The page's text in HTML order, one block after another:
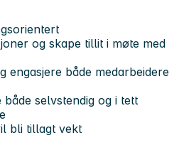
og skape tillit i møte med
engasjere både medarbeidere
både selvstendig og i tett
bli tillagt vekt